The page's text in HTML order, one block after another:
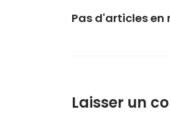
Pas d'articles en
Laisser un